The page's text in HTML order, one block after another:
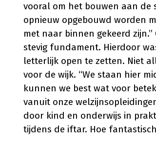
vooral om het bouwen aan de
opnieuw opgebouwd worden
met naar binnen gekeerd
stevig fundament. Hierdoor
letterlijk open te zetten. Niet
voor de wijk. “We staan hier
kunnen we best wat voor
vanuit onze
door kind en onderwijs in
tijdens de iftar. Hoe